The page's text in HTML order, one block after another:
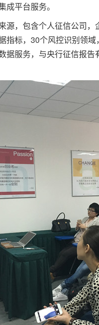
成平台服务。
源，包含个人征信公司
指标，30个风控识别领
据服务，与央行征信报